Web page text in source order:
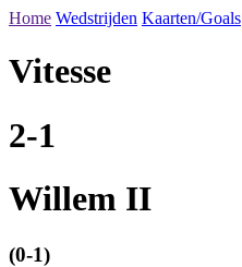
Home Wedstrijden Kaarten/Goals
Vitesse
2-1
Willem II
(0-1)